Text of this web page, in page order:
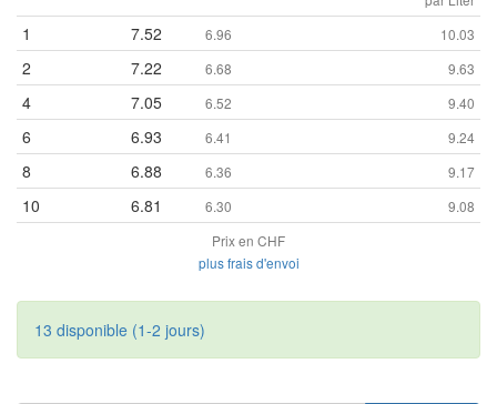
1 7.52 6.96 10.03
2 7.22 6.68 9.63
4 7.05 6.52 9.40
6 6.93 6.41 9.24
8 6.88 6.36 9.17
10 6.81 6.30
9.08
Prix en CHF
plus frais d'envoi
13 disponible (1-2 jours)